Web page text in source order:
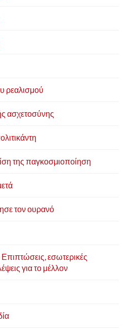
ρεαλισμού
ασχετοσύνης
της παγκοσμιοποίηση
τον ουρανό
εσωτερικές
για το μέλλον